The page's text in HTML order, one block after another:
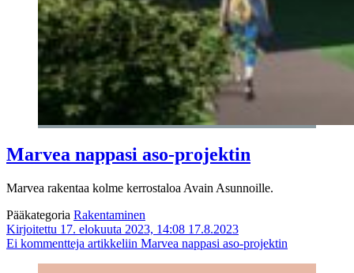
Marvea nappasi aso-projektin
Marvea rakentaa kolme kerrostaloa Avain Asunnoille.
Pääkategoria Rakentaminen
Kirjoitettu 17. elokuuta 2023, 14:08 17.8.2023
Ei kommentteja artikkeliin Marvea nappasi aso-projektin